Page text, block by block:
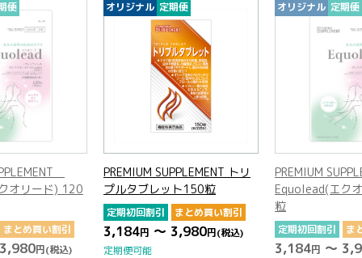
便
オリード) 120
まとめ買い割引
円(税込)
オリジナル 定期便
PREMIUM SUPPLEMENT トリ
プルタブレット150粒
定期初回割引 まとめ買い割引
3,184円 ～ 3,980円(税込)
定期便可能
オリジナル 定期便
PREMIUM
Equolead(エク
粒
定期初回割引 ま
3,184円 ～